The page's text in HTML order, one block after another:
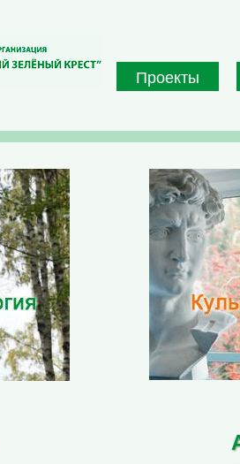
Проекты